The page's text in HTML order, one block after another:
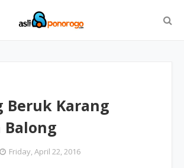
Beruk Karang
Balong
Friday, April 22, 2016